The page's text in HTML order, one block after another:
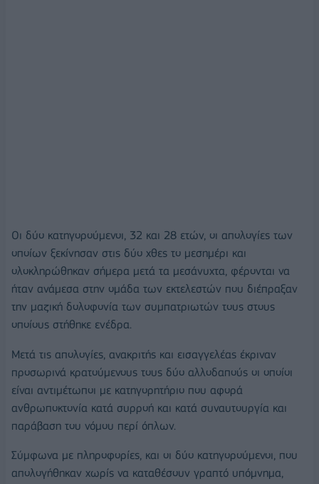
Οι δύο κατηγορούμενοι, 32 και 28 ετών, οι απολογίες των
οποίων ξεκίνησαν στις δύο χθες το μεσημέρι και
ολοκληρώθηκαν σήμερα μετά τα μεσάνυχτα, φέρονται να
ήταν ανάμεσα στην ομάδα των εκτελεστών που διέπραξαν
την μαζική δολοφονία των συμπατριωτών τους στους
οποίους στήθηκε ενέδρα.
Μετά τις απολογίες, ανακριτής και εισαγγελέας έκριναν
προσωρινά κρατούμενους τους δύο αλλοδαπούς οι οποίοι
είναι αντιμέτωποι με κατηγορητήριο που αφορά
ανθρωποκτονία κατά συρροή και κατά συναυτουργία και
παράβαση του νόμου περί όπλων.
Σύμφωνα με πληροφορίες, και οι δύο κατηγορούμενοι, που
απολογήθηκαν χωρίς να καταθέσουν γραπτό υπόμνημα,